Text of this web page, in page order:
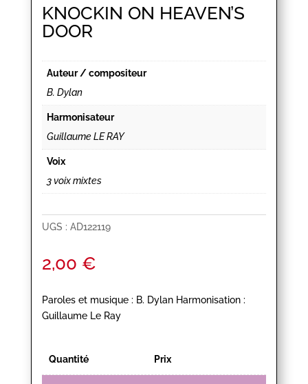
KNOCKIN ON HEAVEN’S
DOOR
Auteur / compositeur
B. Dylan
Harmonisateur
Guillaume LE RAY
Voix
3 voix mixtes
UGS : AD122119
2,00 €
Paroles et musique : B. Dylan Harmonisation :
Guillaume Le Ray
Quantité Prix